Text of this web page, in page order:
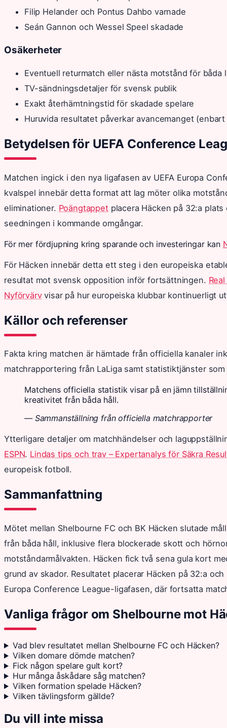
Filip Helander och Pontus Dahbo varnade
Seán Gannon och Wessel Speel skadade
Osäkerheter
Eventuell returmatch eller nästa motstånd för båda
TV-sändningsdetaljer för svensk publik
Exakt återhämtningstid för skadade spelare
Huruvida resultatet påverkar avancemanget
Betydelsen för UEFA Conference
Matchen ingick i den nya ligafasen av UEFA Europa
kvalspel innebär detta format att lag möter olika
eliminationer. Poängtappetplacera Häcken på 32:a
seedningen i kommande omgångar.
För mer fördjupning kring sparande och investeringar kan
För Häcken innebär detta ett steg i den europeiska
resultat mot svensk opposition inför fortsättningen.
Nyförvärvvisar på hur europeiska klubbar kontinuerligt
Källor och referenser
Fakta kring matchen är hämtade från officiella kanaler
matchrapportering från LaLiga samt statistiktjänster
Matchens officiella statistik visar på en jämn
kreativitet från båda håll.
— Sammanställning från officiella matchrapporter
Ytterligare detaljer om matchhändelser och
ESPN. Lindas tips och trav – Expertanalys för Säkra
europeisk fotboll.
Sammanfattning
Mötet mellan Shelbourne FC och BK Häcken slutade
från båda håll, inklusive flera blockerade skott och
motståndarmålvakten. Häcken fick två sena gula kort
grund av skador. Resultatet placerar Häcken på 32:a
Europa Conference League-ligafasen, där fortsatta
Vanliga frågor om Shelbourne mot
Vad blev resultatet mellan Shelbourne FC och Häcken?
Vilken domare dömde matchen?
Fick någon spelare gult kort?
Hur många åskådare såg matchen?
Vilken formation spelade Häcken?
Vilken tävlingsform gällde?
Du vill inte missa